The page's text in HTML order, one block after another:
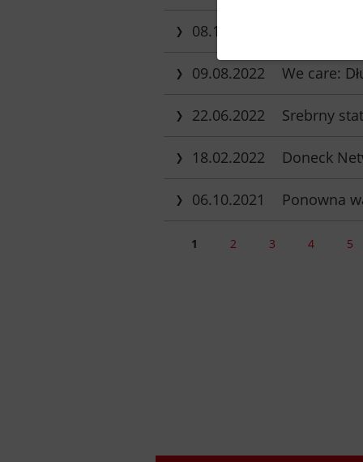
08.11.2022 Niemal
09.08.2022 We care:
22.06.2022 Srebrny
18.02.2022 Doneck
06.10.2021 Ponowna
1 2 3 4 5